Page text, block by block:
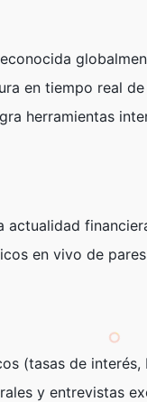
en tiempo real
herramientas
actualidad
en vivo de
(tasas de interés,
y entrevistas